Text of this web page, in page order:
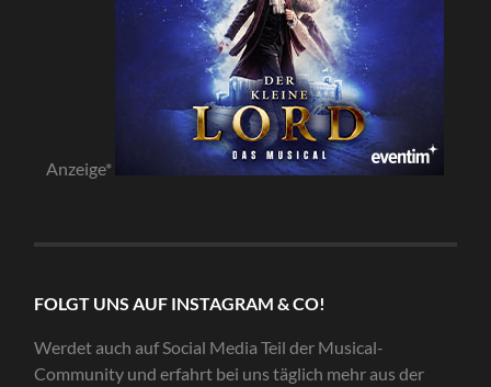
Anzeige*
FOLGT UNS AUF INSTAGRAM & CO!
Werdet auch auf Social Media Teil der Musical-
Community und erfahrt bei uns täglich mehr aus der